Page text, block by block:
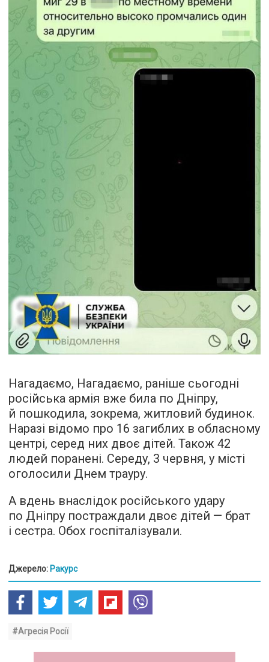
Нагадаємо, Нагадаємо, раніше сьогодні
російська армія вже била по Дніпру,
й пошкодила, зокрема, житловий будинок.
Наразі відомо про 16 загиблих в обласному
центрі, серед них двоє дітей. Також 42
людей поранені. Середу, 3 червня, у місті
оголосили Днем трауру.
А вдень внаслідок російського удару
по Дніпру постраждали двоє дітей — брат
і сестра. Обох госпіталізували.
Джерело: Ракурс
#Агресія Росії